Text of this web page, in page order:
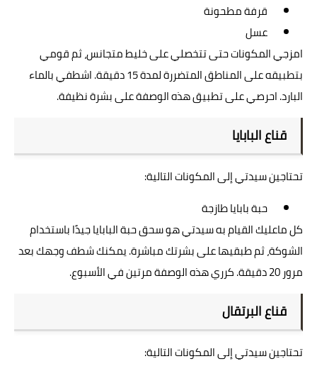
قرفة مطحونة
عسل
امزجي المكونات حتى تتخصلي على خليط متجانس، ثم قومي
بتطبيقه على المناطق المتضررة لمدة 15 دقيقة. اشطفي بالماء
البارد. احرصي على تطبيق هذه الوصفة على بشرة نظيفة.
قناع البابايا
تحتاجين سيدتي إلى المكونات التالية:
حبة بابايا طازجة
كل ماعليك القيام به سيدتي هو سحق حبة البابايا جيدًا باستخدام
الشوكة، ثم طبقيها على بشرتك مباشرة. يمكنك شطف وجهك بعد
مرور 20 دقيقة. كرري هذه الوصفة مرتين في الأسبوع.
قناع البرتقال
تحتاجين سيدتي إلى المكونات التالية: